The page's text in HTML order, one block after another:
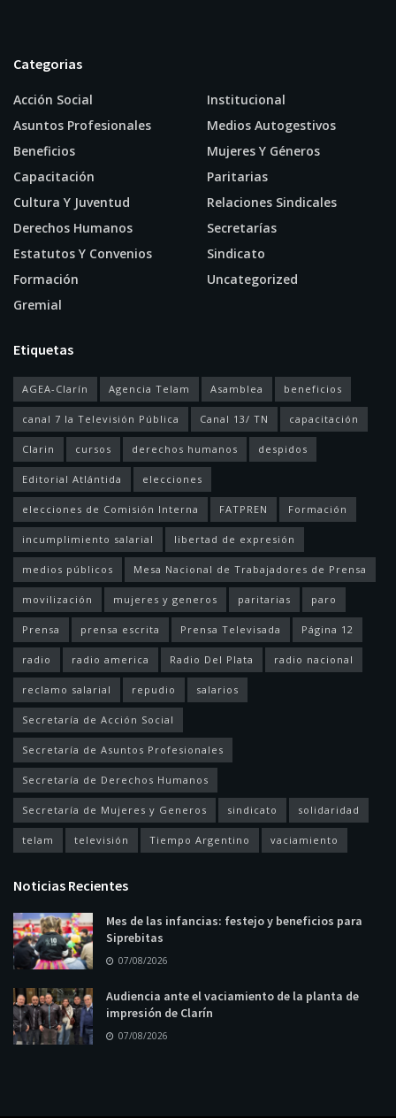
Categorias
Acción Social
Asuntos Profesionales
Beneficios
Capacitación
Cultura Y Juventud
Derechos Humanos
Estatutos Y Convenios
Formación
Gremial
Institucional
Medios Autogestivos
Mujeres Y Géneros
Paritarias
Relaciones Sindicales
Secretarías
Sindicato
Uncategorized
Etiquetas
AGEA-Clarín Agencia Telam Asamblea beneficios
canal 7 la Televisión Pública Canal 13/ TN capacitación
Clarin cursos derechos humanos despidos
Editorial Atlántida elecciones
elecciones de Comisión Interna FATPREN Formación
incumplimiento salarial libertad de expresión
medios públicos Mesa Nacional de Trabajadores de Prensa
movilización mujeres y generos paritarias paro
Prensa prensa escrita Prensa Televisada Página 12
radio radio america Radio Del Plata radio nacional
reclamo salarial repudio salarios
Secretaría de Acción Social
Secretaría de Asuntos Profesionales
Secretaría de Derechos Humanos
Secretaría de Mujeres y Generos sindicato solidaridad
telam televisión Tiempo Argentino vaciamiento
Noticias Recientes
Mes de las infancias: festejo y beneficios para
Siprebitas
07/08/2026
Audiencia ante el vaciamiento de la planta de
impresión de Clarín
07/08/2026